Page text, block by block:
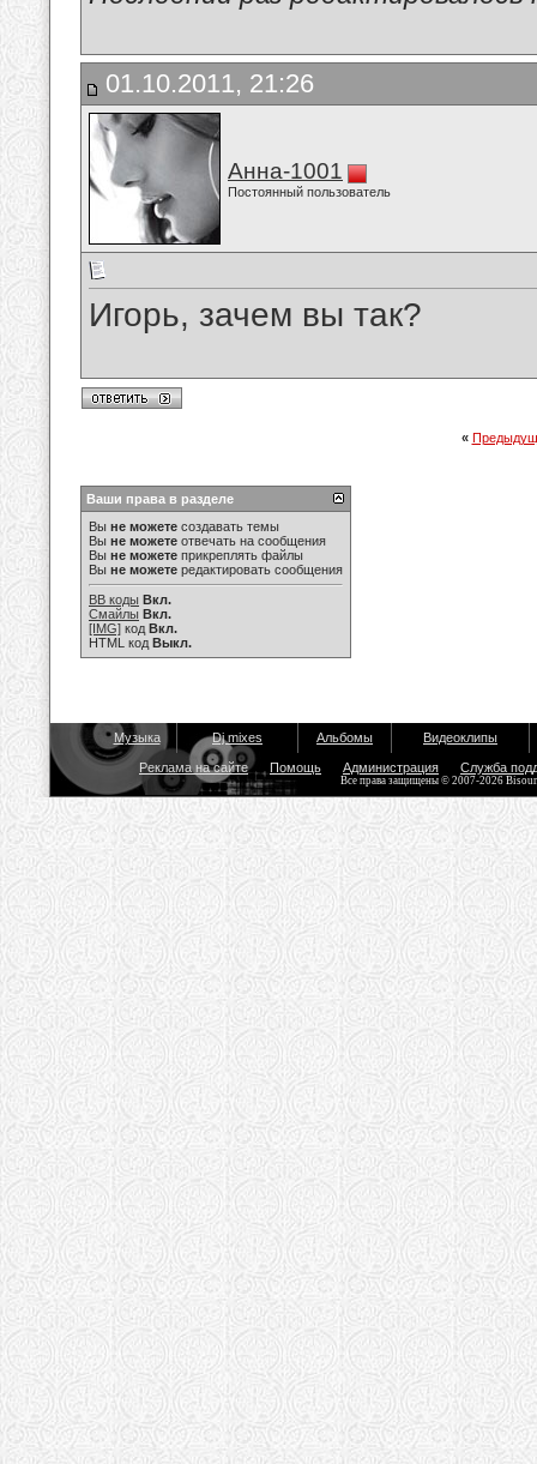
01.10.2011, 21:26
Анна-1001
Постоянный пользователь
Игорь, зачем вы так?
«
Ваши права в разделе
Вы не можете создавать темы
Вы не можете отвечать на сообщения
Вы не можете прикреплять файлы
Вы не можете редактировать сообщения
BB коды Вкл.
Смайлы Вкл.
[IMG] код Вкл.
HTML код Выкл.
Музыка Dj mixes Альбомы Видеоклипы
Реклама на сайте Помощь Администрация Служба
Все права защищены © 2007-2026